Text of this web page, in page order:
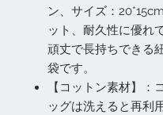
ン、サイズ：
ット、耐久性に優れ
頑丈で長持ちできる
袋です。
【コットン素材】：
ッグは洗えると再利